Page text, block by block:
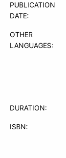
PUBLICATION
DATE:
OTHER
LANGUAGES:
DURATION:
ISBN: